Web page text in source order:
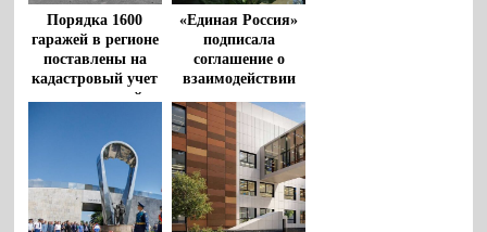
Порядка 1600
гаражей в регионе
поставлены на
кадастровый учет
по «гаражной
время реализации
закона
«Единая Россия»
подписала
соглашение о
взаимодействии
между
Общественной
палатой РФ и
политическими
партиями